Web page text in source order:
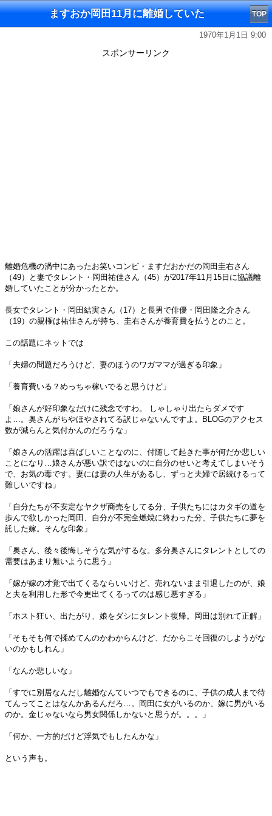
ますおか岡田11月に離婚していた TOP
1970年1月1日 9:00
スポンサーリンク
離婚危機の渦中にあったお笑いコンビ・ますだおかだの岡田圭右さん
（49）と妻でタレント・岡田祐佳さん（45）が2017年11月15日に協議離
婚していたことが分かったとか。
長女でタレント・岡田結実さん（17）と長男で俳優・岡田隆之介さん
（19）の親権は祐佳さんが持ち、圭右さんが養育費を払うとのこと。
この話題にネットでは
「夫婦の問題だろうけど、妻のほうのワガママが過ぎる印象」
「養育費いる？めっちゃ稼いでると思うけど」
「娘さんが好印象なだけに残念ですわ。 しゃしゃり出たらダメです
よ…。奥さんがちやほやされてる訳じゃないんですよ。BLOGのアクセス
数が減らんと気付かんのだろうな」
「娘さんの活躍は喜ばしいことなのに、付随して起きた事が何だか悲しい
ことになり…娘さんが悪い訳ではないのに自分のせいと考えてしまいそう
で、お気の毒です。妻には妻の人生があるし、ずっと夫婦で居続けるって
難しいですね」
「自分たちが不安定なヤクザ商売をしてる分、子供たちにはカタギの道を
歩んで欲しかった岡田、自分が不完全燃焼に終わった分、子供たちに夢を
託した嫁。そんな印象」
「奥さん、後々後悔しそうな気がするな。多分奥さんにタレントとしての
需要はあまり無いように思う」
「嫁が嫁の才覚で出てくるならいいけど、売れないまま引退したのが、娘
と夫を利用した形で今更出てくるってのは感じ悪すぎる」
「ホスト狂い、出たがり、娘をダシにタレント復帰。岡田は別れて正解」
「そもそも何で揉めてんのかわからんけど、だからこそ回復のしようがな
いのかもしれん」
「なんか悲しいな」
「すでに別居なんだし離婚なんていつでもできるのに、子供の成人まで待
てんってことはなんかあるんだろ…。岡田に女がいるのか、嫁に男がいる
のか。金じゃないなら男女関係しかないと思うが。。。」
「何か、一方的だけど浮気でもしたんかな」
という声も。